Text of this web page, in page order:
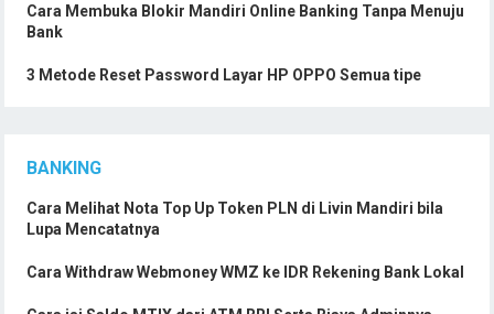
Cara Membuka Blokir Mandiri Online Banking Tanpa Menuju
Bank
3 Metode Reset Password Layar HP OPPO Semua tipe
BANKING
Cara Melihat Nota Top Up Token PLN di Livin Mandiri bila
Lupa Mencatatnya
Cara Withdraw Webmoney WMZ ke IDR Rekening Bank Lokal